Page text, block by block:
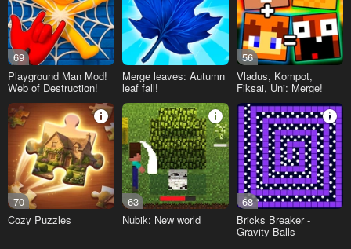
69
Playground Man Mod!
Web of Destruction!
Merge leaves: Autumn
leaf fall!
56
Vladus, Kompot,
Fiksai, Uni: Merge!
70
Cozy Puzzles
63
Nubik: New world
68
Bricks Breaker -
Gravity Balls